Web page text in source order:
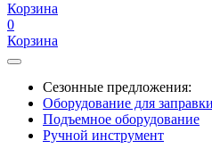
Корзина
0
Корзина
Сезонные предложения:
Оборудование для
Подъемное оборудование
Ручной инструмент